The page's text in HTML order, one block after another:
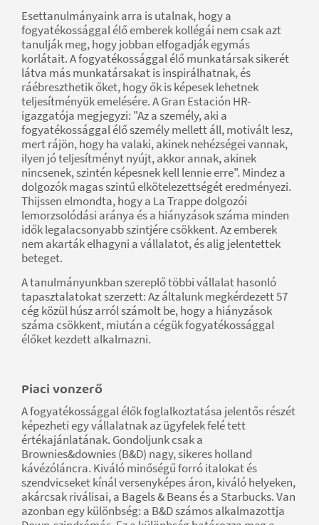
Esettanulmányaink arra is utalnak, hogy a
fogyatékossággal élő emberek kollégái nem csak azt
tanulják meg, hogy jobban elfogadják egymás
korlátait. A fogyatékossággal élő munkatársak sikerét
látva más munkatársakat is inspirálhatnak, és
ráébreszthetik őket, hogy ők is képesek lehetnek
teljesítményük emelésére. A Gran Estación HR-
igazgatója megjegyzi: "Az a személy, aki a
fogyatékossággal élő személy mellett áll, motivált lesz,
mert rájön, hogy ha valaki, akinek nehézségei vannak,
ilyen jó teljesítményt nyújt, akkor annak, akinek
nincsenek, szintén képesnek kell lennie erre". Mindez a
dolgozók magas szintű elkötelezettségét eredményezi.
Thijssen elmondta, hogy a La Trappe dolgozói
lemorzsolódási aránya és a hiányzások száma minden
idők legalacsonyabb szintjére csökkent. Az emberek
nem akarták elhagyni a vállalatot, és alig jelentettek
beteget.
A tanulmányunkban szereplő többi vállalat hasonló
tapasztalatokat szerzett: Az általunk megkérdezett 57
cég közül húsz arról számolt be, hogy a hiányzások
száma csökkent, miután a cégük fogyatékossággal
élőket kezdett alkalmazni.
Piaci vonzerő
A fogyatékossággal élők foglalkoztatása jelentős részét
képezheti egy vállalatnak az ügyfelek felé tett
értékajánlatának. Gondoljunk csak a
Brownies&downies (B&D) nagy, sikeres holland
kávézóláncra. Kiváló minőségű forró italokat és
szendvicseket kínál versenyképes áron, kiváló helyeken,
akárcsak riválisai, a Bagels & Beans és a Starbucks. Van
azonban egy különbség: a B&D számos alkalmazottja